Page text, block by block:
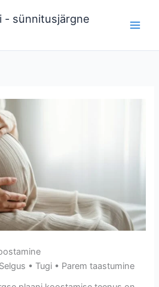
- sünnitusjärgne
• Tugi • Parem taastumine